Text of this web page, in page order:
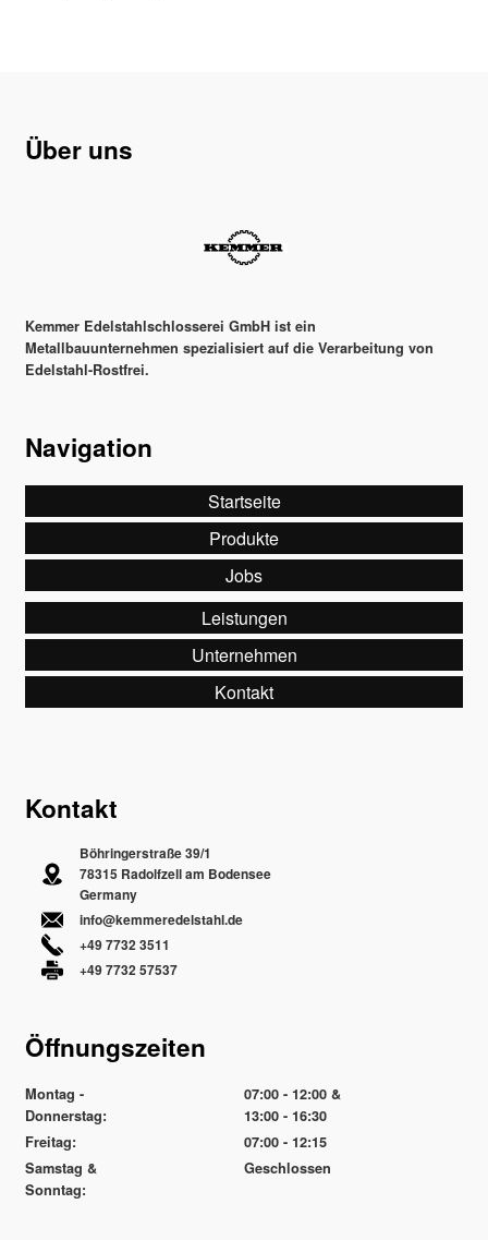
Über uns
Kemmer Edelstahlschlosserei GmbH ist ein
Metallbauunternehmen spezialisiert auf die Verarbeitung von
Edelstahl-Rostfrei.
Navigation
Startseite
Produkte
Jobs
Leistungen
Unternehmen
Kontakt
Kontakt
Böhringerstraße 39/1
78315 Radolfzell am Bodensee
Germany
info@kemmeredelstahl.de
+49 7732 3511
+49 7732 57537
Öffnungszeiten
Montag -
Donnerstag:
07:00 - 12:00 &
13:00 - 16:30
Freitag:
07:00 - 12:15
Samstag &
Sonntag:
Geschlossen